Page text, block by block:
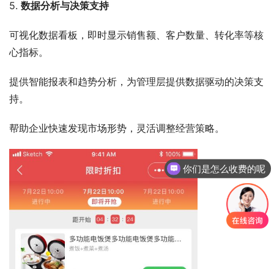
5. 数据分析与决策支持
可视化数据看板，即时显示销售额、客户数量、转化率等核
心指标。
提供智能报表和趋势分析，为管理层提供数据驱动的决策支
持。
帮助企业快速发现市场形势，灵活调整经营策略。
你们是怎么收费的呢